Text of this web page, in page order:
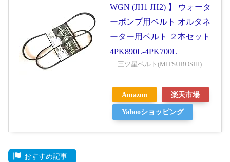
WGN (JH1 JH2) 】 ウォータ
ーポンプ用ベルト オルタネ
ーター用ベルト ２本セット
4PK890L-4PK700L
三ツ星ベルト(MITSUBOSHI)
Amazon 楽天市場
Yahooショッピング
おすすめ記事